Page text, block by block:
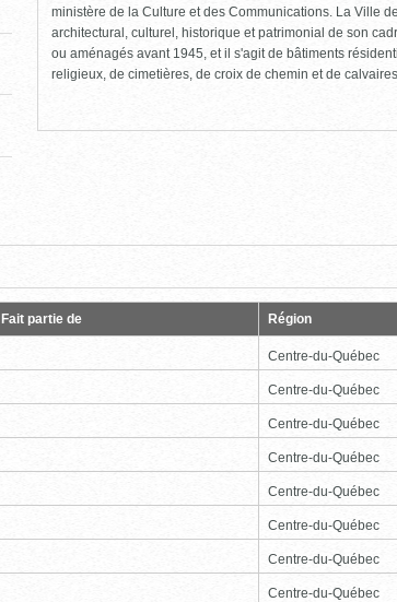
ministère de la Culture et des Communications. La Ville
architectural, culturel, historique et patrimonial de son
ou aménagés avant 1945, et il s'agit de bâtiments
religieux, de cimetières, de croix de chemin et de
Fait partie de Région
Centre-du-Québec
Centre-du-Québec
Centre-du-Québec
Centre-du-Québec
Centre-du-Québec
Centre-du-Québec
Centre-du-Québec
Centre-du-Québec